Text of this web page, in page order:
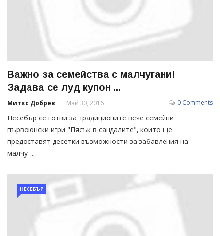
Важно за семейства с малчугани!
Задава се луд купон ...
Митко Добрев Май 30, 2016 0 Comments
Несебър се готви за традиционите вече семейни
първоюнски игри "Пясък в сандалите", които ще
предоставят десетки възможности за забавления на
малчуг...
НЕСЕБЪР